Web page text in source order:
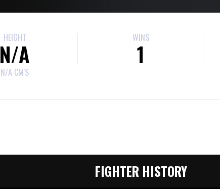
HEIGHT
N/A
N/A CM'S
WINS
1
FIGHTER HISTORY